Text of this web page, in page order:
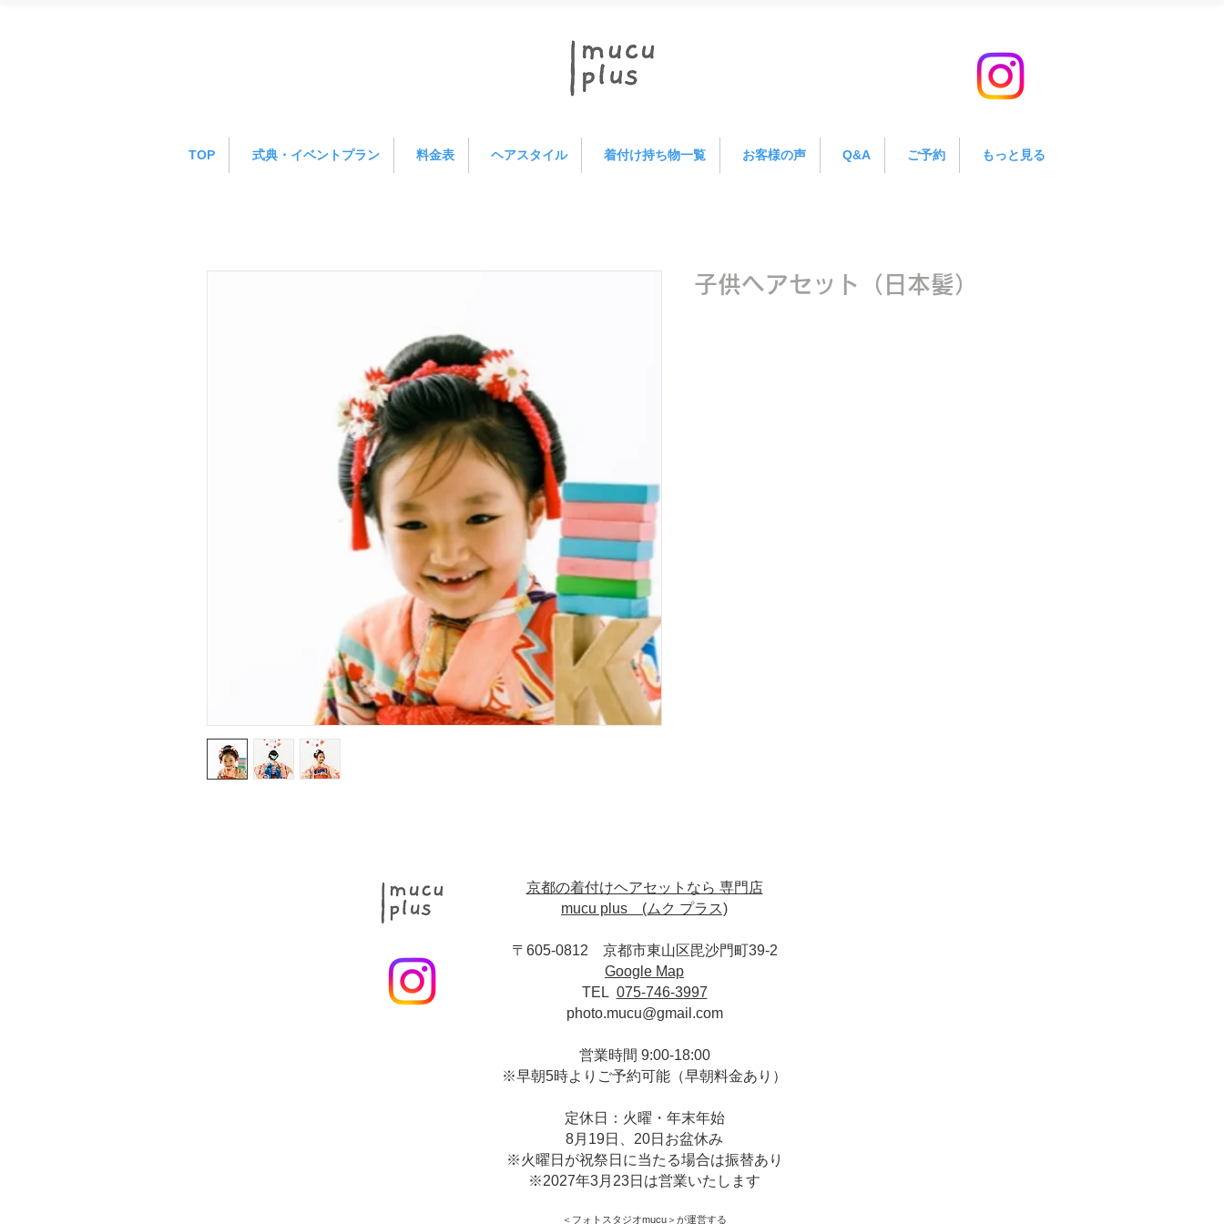
TOP 式典・イベントプラン 料金表 ヘアスタイル 着付け持ち物一覧 お客様の声 Q&A ご予約 もっと見る
子供ヘアセット（日本髪）
京都の着付けヘアセットなら 専門店
mucu plus (​ムク プラス)
〒605-0812 京都市東山区毘沙門町39-2
Google Map
TEL 075-746-3997
photo.mucu@gmail.com
営業時間 9:00-18:00
​※早朝5時よりご予約可能（早朝料金あり）
定休日：火曜・年末年始
8月19日、20日お盆休み
※火曜日が祝祭日に当たる場合は振替あり
※2027年3月23日は営業いたします
＜​フォトスタジオmucu＞ が運営する